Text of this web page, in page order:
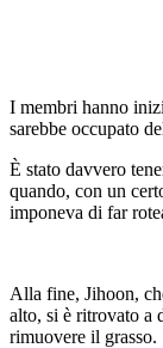
I membri hanno
sarebbe occupato
È stato davvero
quando, con un
imponeva di far
Alla fine, Jihoon,
alto, si è ritrovato a
rimuovere il grasso.